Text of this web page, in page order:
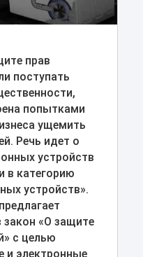
прав
поступать
попытками
ущемить
Речь идет о
устройств
в категорию
устройств».
закон «О защите
с целью
и электронные